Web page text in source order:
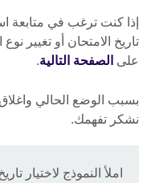
إذا كنت ترغب في متابعة
تاريخ الامتحان أو تغيير
على الصفحة التالية.
بسبب الوضع الحالي واغلاق
نشكر تفهمك.